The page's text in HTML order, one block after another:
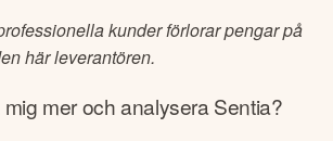
kunder förlorar pengar på
här leverantören.
mer och analyseraSentia?